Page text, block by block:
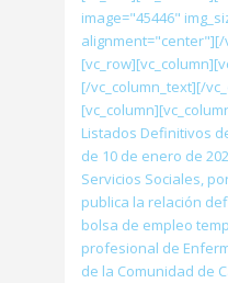
image="45446"
alignment="center"][/
[/vc_column_text][/
Listados Definitivos
de 10 de enero de
Servicios Sociales,
publica la relación
bolsa de empleo
profesional de
de la Comunidad de